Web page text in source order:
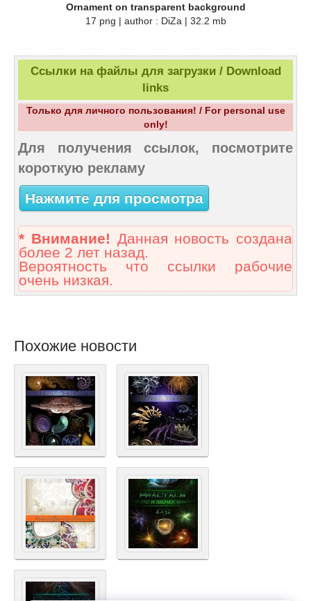
Ornament on transparent background
17 png | author : DiZa | 32.2 mb
Ссылки на файлы для загрузки / Download
links
Только для личного пользования! / For personal use
only!
Для получения ссылок, посмотрите
короткую рекламу
Нажмите для просмотра
* Внимание! Данная новость создана
более 2 лет назад.
Вероятность что ссылки рабочие
очень низкая.
Похожие новости